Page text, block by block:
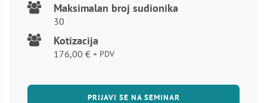
Maksimalan broj sudionika
30
Kotizacija
176,00 € + PDV
PRIJAVI SE NA SEMINAR